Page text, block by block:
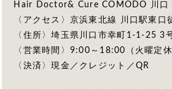
Hair Doctor& Cure COMODO 川口
〈アクセス〉京浜東北線 川口駅東口
〈住所〉埼玉県川口市幸町1-1-25 3
〈営業時間〉9:00～18:00（火曜定休
〈決済〉現金／クレジット／QR